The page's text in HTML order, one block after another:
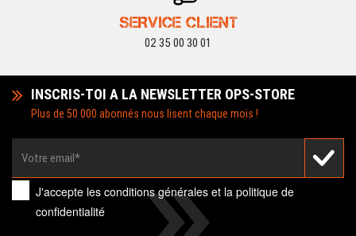
SERVICE CLIENT
02 35 00 30 01
INSCRIS-TOI A LA NEWSLETTER OPS-STORE
Plus de 50 000 abonnés nous lisent chaque mois !
J'accepte lesconditions générales et lapolitique de
confidentialité